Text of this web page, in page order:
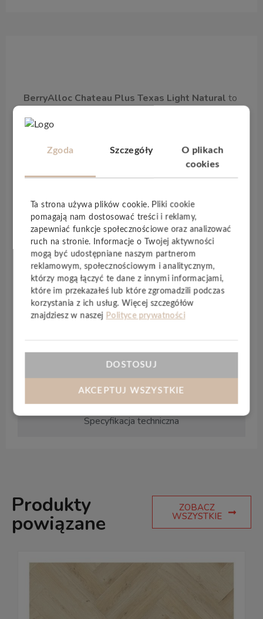
Specyfikacja techniczna
BerryAlloc Chateau Plus Texas Light Natural to
czyszczeniu i ma
Co więcej, podłoga ta wygląda jak prawdziwy parkiet
przy czym posiada wszystkie zalety laminatu.
KolekcjaChateau plusjest, jak sama nazwa
wskazuje, linią o majestatycznym wyglądzie.
Jodełkowy wzór, unikalny w świecie podłóg
laminowanych, nadaje wnętrzu pałacowego klimatu.
Kolekcję Chateau Plusmożna łatwo zamontować
na rozmaite sposoby.Kolekcję Chateau Plus
wyróżnia wyjątkowy zamek, który pozwala
składać panele do tyłu.
Prosimy o zamawianie paneli w parzystej
liczbie opakowań, ponieważ są one układ
konieczne jest zachowanie równowagi
między obiema wersjami paneli.
Produkty
powiązane
ZOBACZ
WSZYSTKIE
Zgoda Szczegóły
O plikach
cookies
Ta strona używa plików cookie. Pliki cookie
pomagają nam dostosować treści i reklamy,
zapewniać funkcje społecznościowe oraz analizować
ruch na stronie. Informacje o Twojej aktywności
mogą być udostępniane naszym partnerom
reklamowym, społecznościowym i analitycznym,
którzy mogą łączyć te dane z innymi informacjami,
które im przekazałeś lub które zgromadzili podczas
korzystania z ich usług. Więcej szczegółów
znajdziesz w naszej Polityce prywatności
DOSTOSUJ
AKCEPTUJ WSZYSTKIE